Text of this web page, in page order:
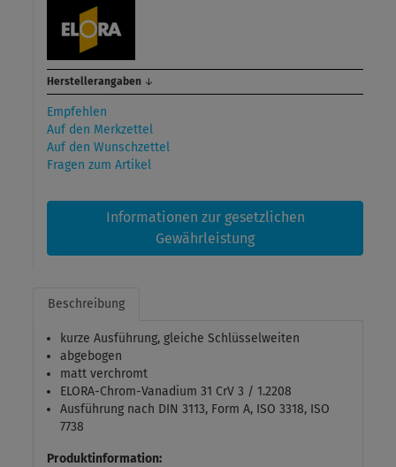
Herstellerangaben ↓
Empfehlen
Auf den Merkzettel
Auf den Wunschzettel
Fragen zum Artikel
Informationen zur gesetzlichen
Gewährleistung
Beschreibung
kurze Ausführung, gleiche Schlüsselweiten
abgebogen
matt verchromt
ELORA-Chrom-Vanadium 31 CrV 3 / 1.2208
Ausführung nach DIN 3113, Form A, ISO 3318, ISO
7738
Produktinformation: